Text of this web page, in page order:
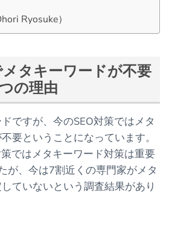
Ryosuke）
メタキーワードが不要
の理由
ですが、今のSEO対策ではメタ
要ということになっています。
ではメタキーワード対策は重要
が、今は7割近くの専門家がメタ
ていないという調査結果があり